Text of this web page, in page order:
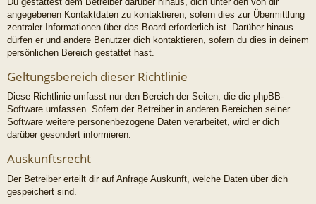
angegebenen Kontaktdaten zu kontaktieren, sofern dies zur Übermittlung
zentraler Informationen über das Board erforderlich ist. Darüber hinaus
dürfen er und andere Benutzer dich kontaktieren, sofern du dies in deinem
persönlichen Bereich gestattet hast.
Geltungsbereich dieser Richtlinie
Diese Richtlinie umfasst nur den Bereich der Seiten, die die phpBB-
Software umfassen. Sofern der Betreiber in anderen Bereichen seiner
Software weitere personenbezogene Daten verarbeitet, wird er dich
darüber gesondert informieren.
Auskunftsrecht
Der Betreiber erteilt dir auf Anfrage Auskunft, welche Daten über dich
gespeichert sind.